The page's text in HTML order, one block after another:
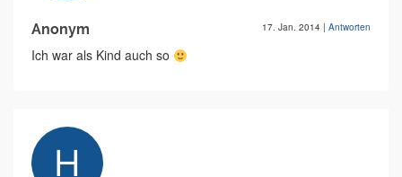
Anonym 17. Jan. 2014 | Antworten
Ich war als Kind auch so